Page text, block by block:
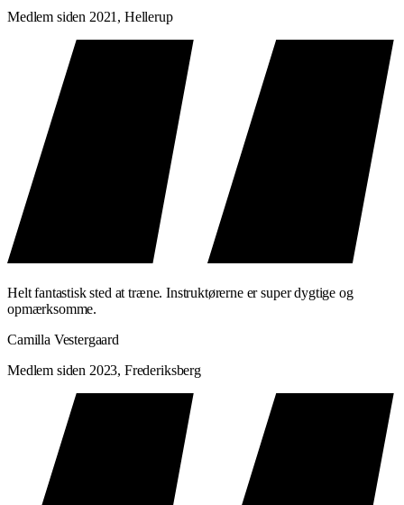
Medlem siden 2021, Hellerup
Helt fantastisk sted at træne. Instruktørerne er super dygtige og
opmærksomme.
Camilla Vestergaard
Medlem siden 2023, Frederiksberg